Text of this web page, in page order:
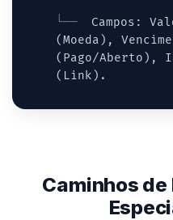
Campos:
(Moeda),
(Pago/Aberto),
(Link).
Caminhos